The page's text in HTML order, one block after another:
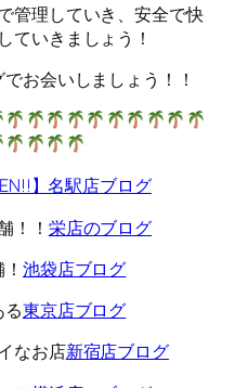
管理していき、安全で快
ていきましょう！
お会いしましょう！！
】名駅店ブログ
！！ 栄店のブログ
池袋店ブログ
東京店ブログ
なお店新宿店ブログ